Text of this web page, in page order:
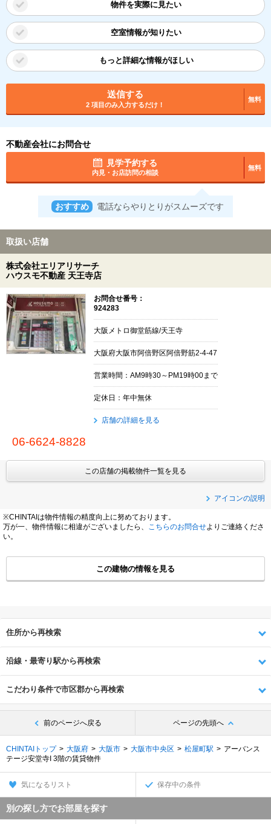
物件を実際に見たい
空室情報が知りたい
もっと詳細な情報がほしい
送信する
2 項目のみ入力するだけ！
無料
不動産会社にお問合せ
見学予約する
内見・お店訪問の相談
無料
おすすめ 電話ならやりとりがスムーズです
取扱い店舗
株式会社エリアリサーチ
ハウスモ不動産 天王寺店
お問合せ番号：
924283
大阪メトロ御堂筋線/天王寺
大阪府大阪市阿倍野区阿倍野筋2-4-47
営業時間：AM9時30～PM19時00まで
定休日：年中無休
店舗の詳細を見る
06-6624-8828
この店舗の掲載物件一覧を見る
アイコンの説明
※CHINTAIは物件情報の精度向上に努めております。
万が一、物件情報に相違がございましたら、
こちらのお問合せよりご連絡くださ
い。
この建物の情報を見る
住所から再検索
沿線・最寄り駅から再検索
こだわり条件で市区郡から再検索
前のページへ戻る ページの先頭へ
CHINTAIトップ 大阪府 大阪市 大阪市中央区 松屋町駅
アーバンス
テージ安堂寺I 3階の賃貸物件
気になるリスト 保存中の条件
別の探し方でお部屋を探す